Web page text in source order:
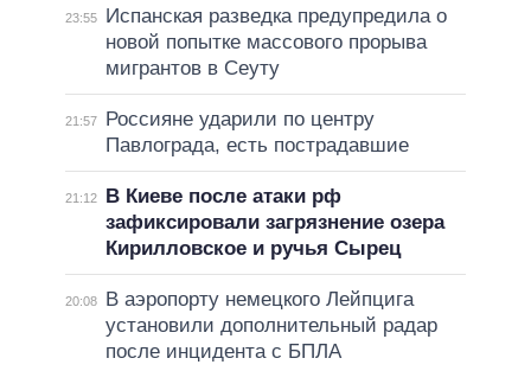
23:55
Испанская разведка предупредила о
новой попытке массового прорыва
мигрантов в Сеуту
21:57
Россияне ударили по центру
Павлограда, есть пострадавшие
21:12
В Киеве после атаки рф
зафиксировали загрязнение озера
Кирилловское и ручья Сырец
20:08
В аэропорту немецкого Лейпцига
установили дополнительный радар
после инцидента с БПЛА